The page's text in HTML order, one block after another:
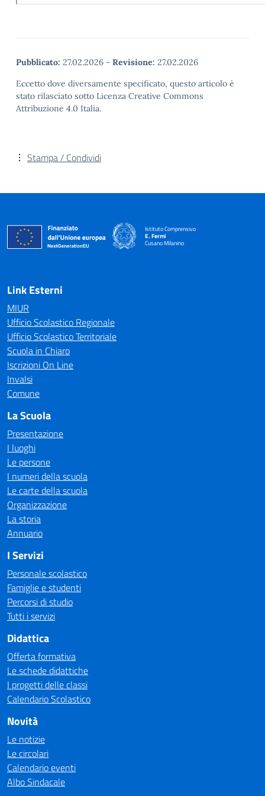
Pubblicato: 27.02.2026 - Revisione: 27.02.2026
Eccetto dove diversamente specificato, questo articolo è
stato rilasciato sotto Licenza Creative Commons
Attribuzione 4.0 Italia.
Stampa / Condividi
Istituto Comprensivo
E. Fermi
Cusano Milanino
Link Esterni
MIUR
Ufficio Scolastico Regionale
Ufficio Scolastico Territoriale
Scuola in Chiaro
Iscrizioni On Line
Invalsi
Comune
La Scuola
Presentazione
I luoghi
Le persone
I numeri della scuola
Le carte della scuola
Organizzazione
La storia
Annuario
I Servizi
Personale scolastico
Famiglie e studenti
Percorsi di studio
Tutti i servizi
Didattica
Offerta formativa
Le schede didattiche
I progetti delle classi
Calendario Scolastico
Novità
Le notizie
Le circolari
Calendario eventi
Albo Sindacale